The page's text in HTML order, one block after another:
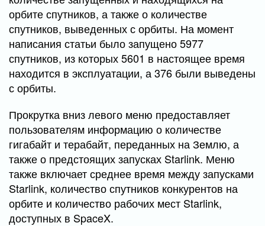
орбите спутников, а также о количестве
спутников, выведенных с орбиты. На момент
написания статьи было запущено 5977
спутников, из которых 5601 в настоящее время
находится в эксплуатации, а 376 были выведены
с орбиты.
Прокрутка вниз левого меню предоставляет
пользователям информацию о количестве
гигабайт и терабайт, переданных на Землю, а
также о предстоящих запусках Starlink. Меню
также включает среднее время между запусками
Starlink, количество спутников конкурентов на
орбите и количество рабочих мест Starlink,
доступных в SpaceX.